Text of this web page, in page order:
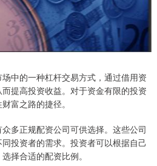
中的一种杠杆交易方式，通过借用资
提高投资收益。对于资金有限的投资
富之路的捷径。
多正规配资公司可供选择。这些公司
投资者的需求。投资者可以根据自己
择合适的配资比例。